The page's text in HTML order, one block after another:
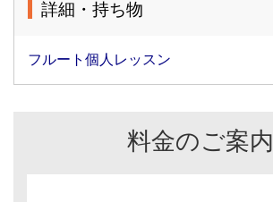
詳細・持ち物
フルート個人レッスン
料金のご案内